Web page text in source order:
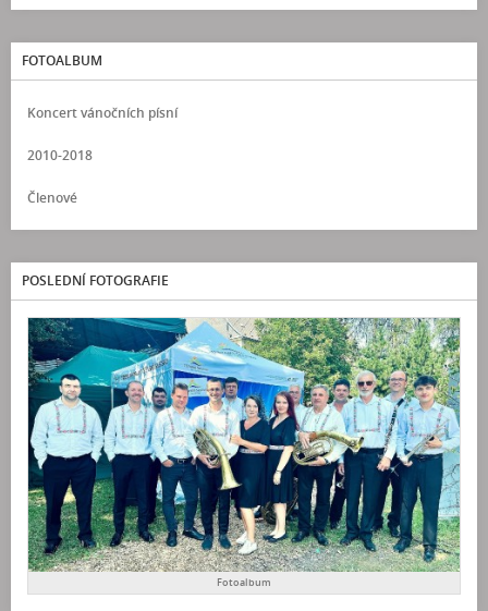
FOTOALBUM
Koncert vánočních písní
2010-2018
Členové
POSLEDNÍ FOTOGRAFIE
Fotoalbum